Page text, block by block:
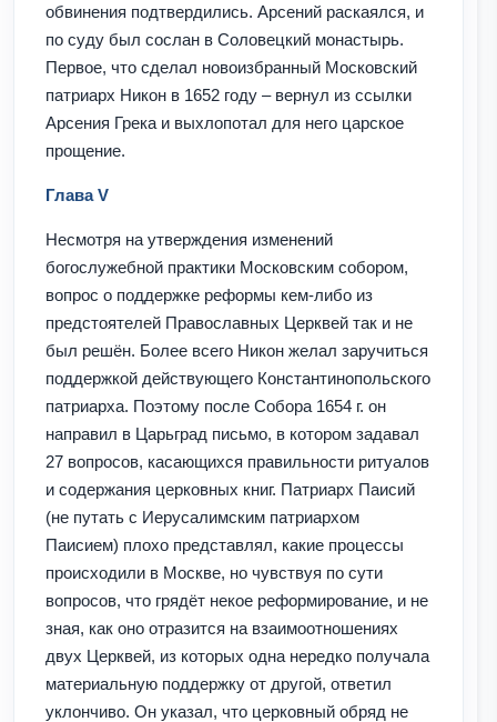
обвинения подтвердились. Арсений раскаялся, и
по суду был сослан в Соловецкий монастырь.
Первое, что сделал новоизбранный Московский
патриарх Никон в 1652 году – вернул из ссылки
Арсения Грека и выхлопотал для него царское
прощение.
Глава V
Несмотря на утверждения изменений
богослужебной практики Московским собором,
вопрос о поддержке реформы кем-либо из
предстоятелей Православных Церквей так и не
был решён. Более всего Никон желал заручиться
поддержкой действующего Константинопольского
патриарха. Поэтому после Собора 1654 г. он
направил в Царьград письмо, в котором задавал
27 вопросов, касающихся правильности ритуалов
и содержания церковных книг. Патриарх Паисий
(не путать с Иерусалимским патриархом
Паисием) плохо представлял, какие процессы
происходили в Москве, но чувствуя по сути
вопросов, что грядёт некое реформирование, и не
зная, как оно отразится на взаимоотношениях
двух Церквей, из которых одна нередко получала
материальную поддержку от другой, ответил
уклончиво. Он указал, что церковный обряд не